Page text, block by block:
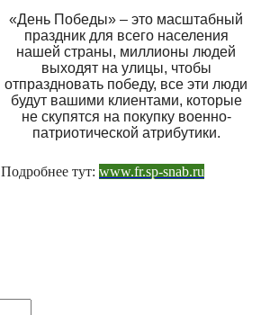
«День Победы» – это масштабный
праздник для всего населения
нашей страны, миллионы людей
выходят на улицы, чтобы
отпраздновать победу, все эти люди
будут вашими клиентами, которые
не скупятся на покупку военно-
патриотической атрибутики.
Подробнее тут: www.fr.sp-snab.ru